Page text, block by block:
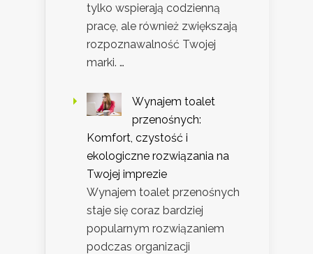
tylko wspierają codzienną
pracę, ale również zwiększają
rozpoznawalność Twojej
marki. …
Wynajem toalet
przenośnych:
Komfort, czystość i
ekologiczne rozwiązania na
Twojej imprezie
Wynajem toalet przenośnych
staje się coraz bardziej
popularnym rozwiązaniem
podczas organizacji